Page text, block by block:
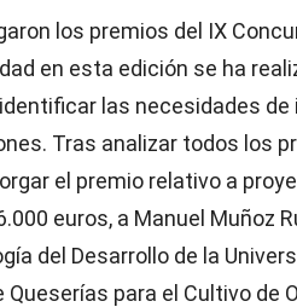
los premios del IX
en esta edición se ha
las necesidades
Tras analizar todos los
el premio relativo a
euros, a Manuel Muñoz
del Desarrollo de la
Queserías para el Cultivo de